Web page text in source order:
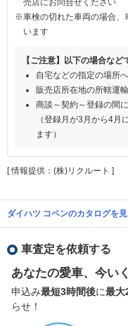
※車検の切れた車両の場合、
います
【ご注意】以下の場合な
自宅などの指定の場所
販売店所在地の所轄運
商談～契約～登録の間
（登録月が3月から4月
ます）
[ 情報提供：(株)リクルート ]
ダイハツ コペンのカタログを
車査定を依頼する
あなたの愛車、今い
申込み最短3時間後に最大
らせ！